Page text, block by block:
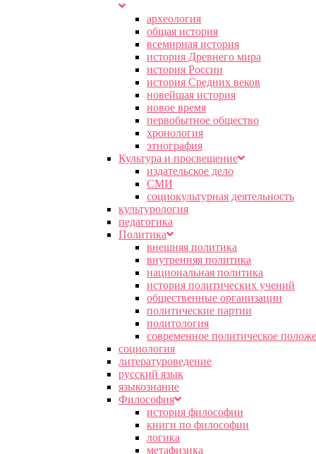
археология
общая история
всемирная история
история Древнего мира
история России
история Средних веков
новейшая история
новое время
первобытное общество
хронология
этнография
Культура и просвещение
издательское дело
СМИ
социокультурная деятельность
культурология
педагогика
Политика
внешняя политика
внутренняя политика
национальная политика
история политических учений
общественные организации
политические партии
политология
современное политическое
социология
литературоведение
русский язык
языкознание
Философия
история философии
книги по философии
логика
метафизика